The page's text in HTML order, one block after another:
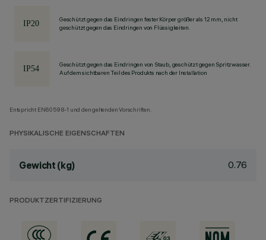
Geschützt gegen das Eindringen fester Körper größer als 12 mm, nicht
geschützt gegen das Eindringen von Flüssigkeiten.
Geschützt gegen das Eindringen von Staub, geschützt gegen Spritzwasser.
Auf dem sichtbaren Teil des Produkts nach der Installation
Entspricht EN60598-1 und den geltenden Vorschriften.
PHYSIKALISCHE EIGENSCHAFTEN
Gewicht (kg) 0.76
PRODUKTZERTIFIZIERUNG